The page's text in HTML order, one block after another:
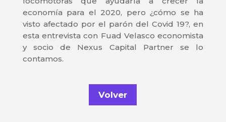
economía para el 2020, pero ¿cómo se ha
visto afectado por el parón del Covid 19?, en
esta entrevista con Fuad Velasco economista
y socio de Nexus Capital Partner se lo
contamos.
Volver